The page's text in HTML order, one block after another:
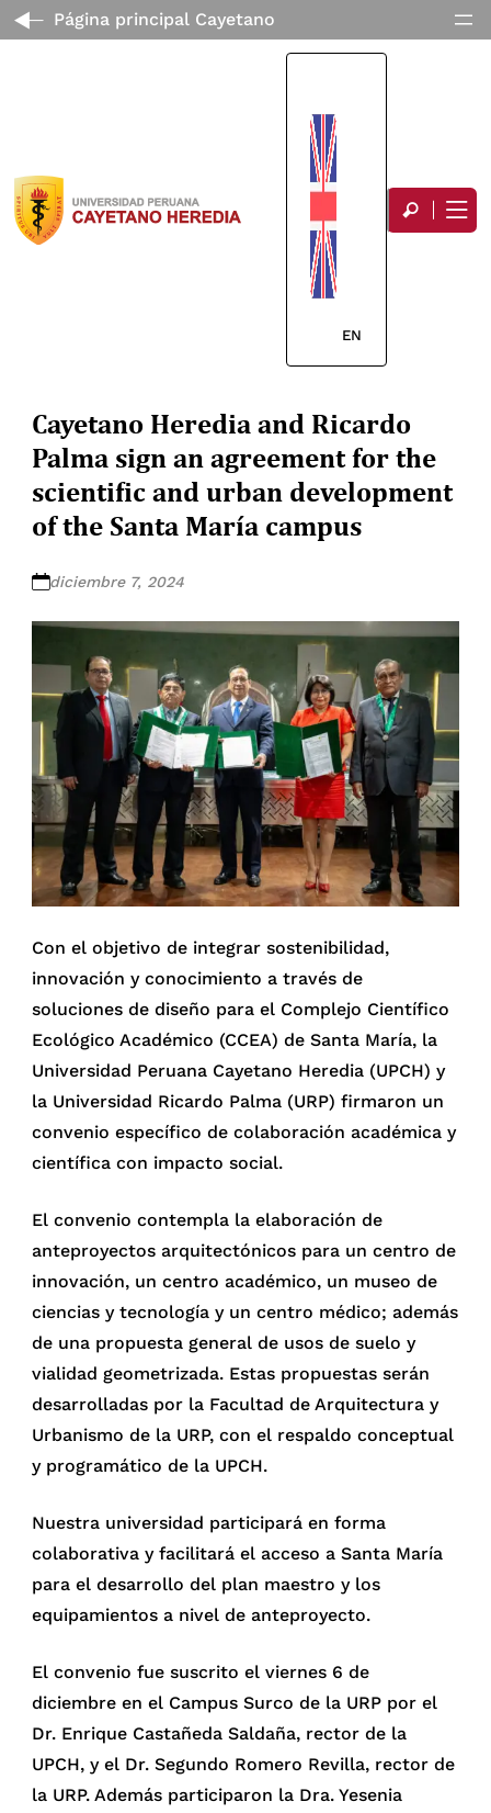
Página principal Cayetano
EN
Cayetano Heredia and Ricardo
Palma sign an agreement for the
scientific and urban development
of the Santa María campus
diciembre 7, 2024
Con el objetivo de integrar sostenibilidad,
innovación y conocimiento a través de
soluciones de diseño para el Complejo Científico
Ecológico Académico (CCEA) de Santa María, la
Universidad Peruana Cayetano Heredia (UPCH) y
la Universidad Ricardo Palma (URP) firmaron un
convenio específico de colaboración académica y
científica con impacto social.
El convenio contempla la elaboración de
anteproyectos arquitectónicos para un centro de
innovación, un centro académico, un museo de
ciencias y tecnología y un centro médico; además
de una propuesta general de usos de suelo y
vialidad geometrizada. Estas propuestas serán
desarrolladas por la Facultad de Arquitectura y
Urbanismo de la URP, con el respaldo conceptual
y programático de la UPCH.
Nuestra universidad participará en forma
colaborativa y facilitará el acceso a Santa María
para el desarrollo del plan maestro y los
equipamientos a nivel de anteproyecto.
El convenio fue suscrito el viernes 6 de
diciembre en el Campus Surco de la URP por el
Dr. Enrique Castañeda Saldaña, rector de la
UPCH, y el Dr. Segundo Romero Revilla, rector de
la URP. Además participaron la Dra. Yesenia